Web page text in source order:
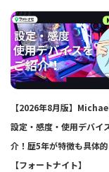
【2026年8月版】
設定・感度・使用デバイ
介！歴5年が特徴も具体
【フォートナイト】